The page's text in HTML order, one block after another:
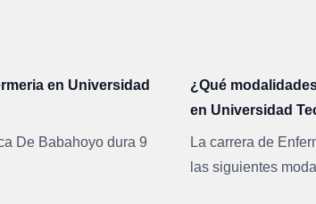
en Universidad
De Babahoyo dura 9
¿Qué
en Universidad
La carrera de
las siguientes